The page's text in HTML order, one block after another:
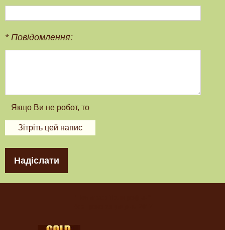
*Повідомлення:
Надіслати